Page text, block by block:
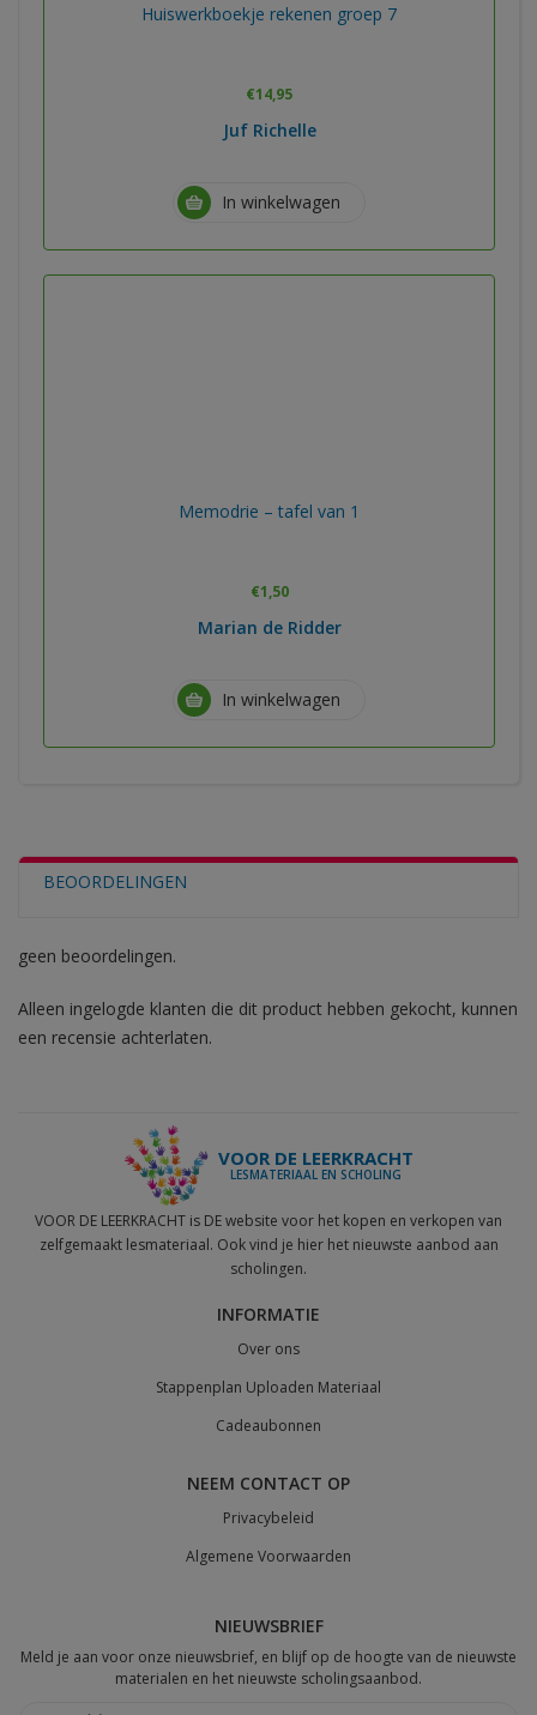
Huiswerkboekje rekenen groep 7
€14,95
Juf Richelle
In winkelwagen
Memodrie – tafel van 1
€1,50
Marian de Ridder
In winkelwagen
BEOORDELINGEN
geen beoordelingen.
Alleen ingelogde klanten die dit product hebben gekocht, kunnen
een recensie achterlaten.
VOOR DE LEERKRACHT
LESMATERIAAL EN SCHOLING
VOOR DE LEERKRACHT is DE website voor het kopen en verkopen van
zelfgemaakt lesmateriaal. Ook vind je hier het nieuwste aanbod aan
scholingen.
INFORMATIE
Over ons
Stappenplan Uploaden Materiaal
Cadeaubonnen
NEEM CONTACT OP
Privacybeleid
Algemene Voorwaarden
NIEUWSBRIEF
Meld je aan voor onze nieuwsbrief, en blijf op de hoogte van de nieuwste
materialen en het nieuwste scholingsaanbod.